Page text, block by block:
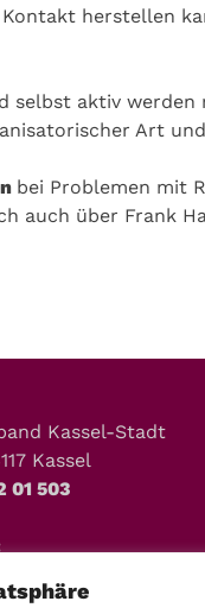
herstellen
selbst aktiv
Art
bei Problemen mit
auch über Frank
Kassel-Stadt
Kassel
01 503